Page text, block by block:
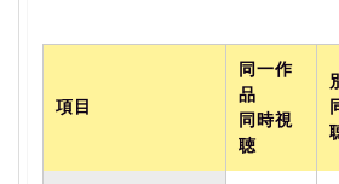
項目
同一作
品
同時視
聴